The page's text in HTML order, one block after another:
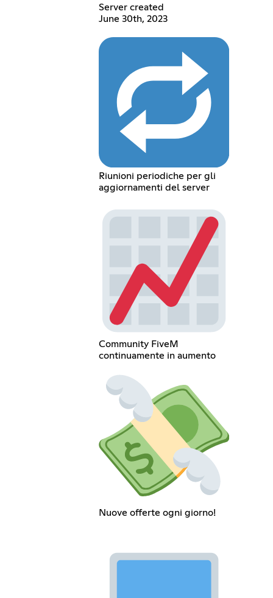
Server created
June 30th, 2023
Riunioni periodiche per gli
aggiornamenti del server
Community FiveM
continuamente in aumento
Nuove offerte ogni giorno!